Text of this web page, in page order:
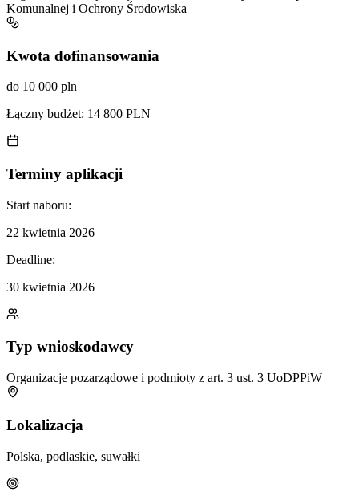
Komunalnej i Ochrony Środowiska
Kwota dofinansowania
do 10 000 pln
Łączny budżet: 14 800 PLN
Terminy aplikacji
Start naboru:
22 kwietnia 2026
Deadline:
30 kwietnia 2026
Typ wnioskodawcy
Organizacje pozarządowe i podmioty z art. 3 ust. 3 UoDPPiW
Lokalizacja
Polska, podlaskie, suwałki